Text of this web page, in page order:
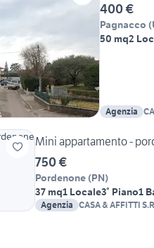
400 €
Pagnacco (
50 mq2
Agenzia
Mini appartamento -
750 €
Pordenone (PN)
37 mq1 Locale3° Piano1
Agenzia CASA & AFFITTI